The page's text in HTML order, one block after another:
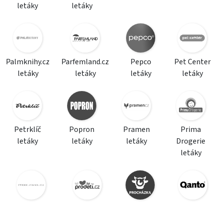
letáky
letáky
Palmknihy.cz
letáky
Parfemland.cz
letáky
Pepco
letáky
Pet Center
letáky
Petrklíč
letáky
Popron
letáky
Pramen
letáky
Prima
Drogerie
letáky